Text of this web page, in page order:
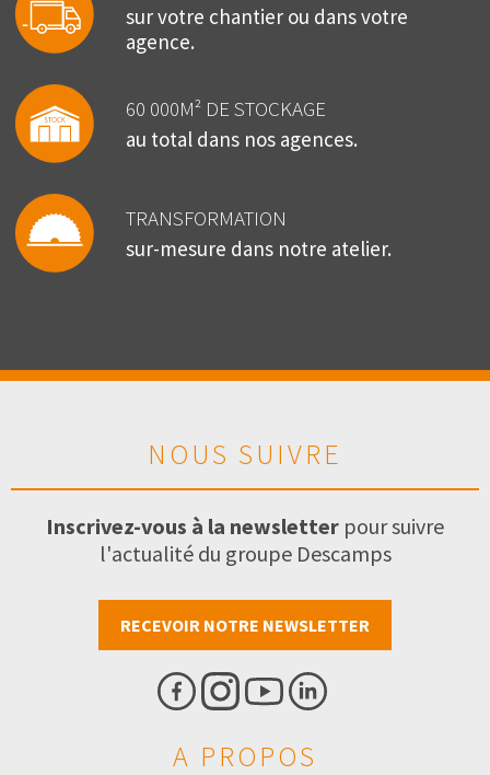
sur votre chantier ou dans votre
agence.
60 000M² DE STOCKAGE
au total dans nos agences.
TRANSFORMATION
sur-mesure dans notre atelier.
NOUS SUIVRE
Inscrivez-vous à la newsletter pour suivre
l'actualité du groupe Descamps
RECEVOIR NOTRE NEWSLETTER
A PROPOS